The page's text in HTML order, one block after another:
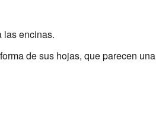
las encinas.
de sus hojas, que parecen una